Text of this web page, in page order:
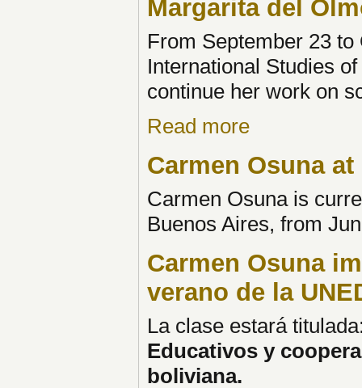
Margarita del
From September 23
International Studies
continue her work on
Read more
Carmen Osuna
Carmen Osuna is
Buenos Aires, from
Carmen Osuna
verano de la
La clase estará
Educativos y
boliviana.